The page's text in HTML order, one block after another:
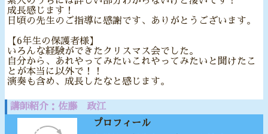
成長感じます！
日頃の先生のご指導に感謝です、ありがとうございます。
【6年生の保護者様】
いろんな経験ができたクリスマス会でした。
自分から、あれやってみたいこれやってみたいと聞けたこ
とが本当に以外で！！
演奏も含め、成長したなと感じます。
講師紹介：佐藤 政江
プロフィール